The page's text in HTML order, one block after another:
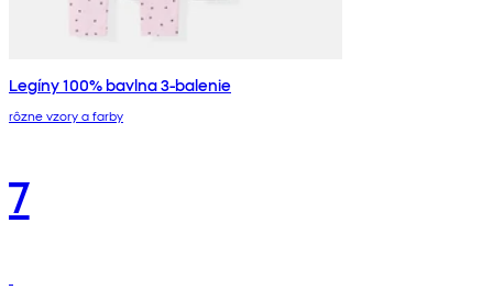
Legíny 100% bavlna 3-balenie
rôzne vzory a farby
7